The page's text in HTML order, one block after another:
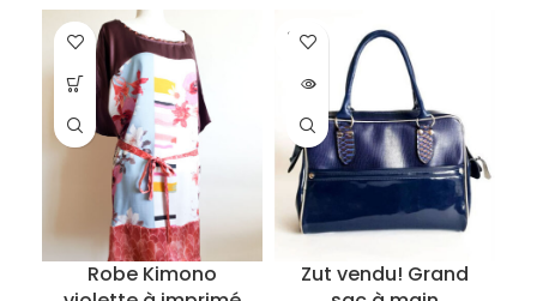
Robe Kimono
SOLD
OUT
Zut vendu! Grand